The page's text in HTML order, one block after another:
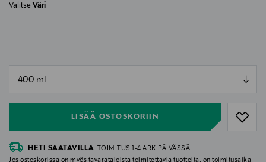
Valitse Väri
LISÄÄ OSTOSKORIIN
HETI SAATAVILLA
TOIMITUS 1-4 ARKIPÄIVÄSSÄ
Jos ostoskorissa on myös tavarataloista toimitettavia tuotteita, on toimitusaika